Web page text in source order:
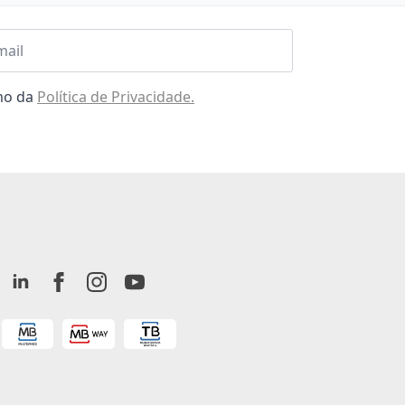
da Política de Privacidade.